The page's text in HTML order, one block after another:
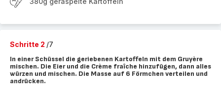
Schritte 2 /7
In einer Schüssel die geriebenen Kartoffeln mit dem Gruyère
mischen. Die Eier und die Crème fraîche hinzufügen, dann alles
würzen und mischen. Die Masse auf 6 Förmchen verteilen und
andrücken.